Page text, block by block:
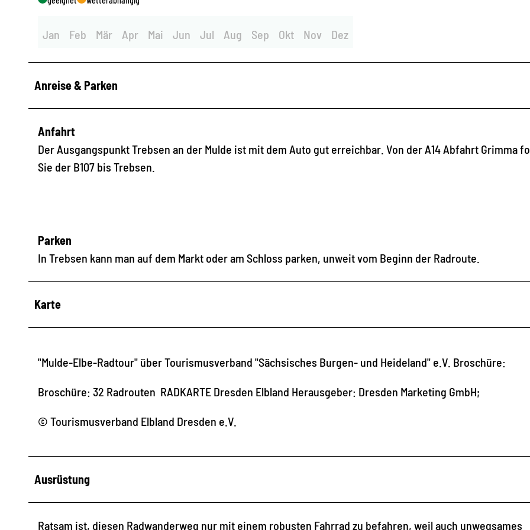
Jan Feb Mär Apr Mai Jun Jul Aug Sep Okt Nov Dez
Anreise & Parken
Anfahrt
Der Ausgangspunkt Trebsen an der Mulde ist mit dem Auto gut erreichbar. Von der A14 Abfahrt Grimma
Sie der B107 bis Trebsen.
Parken
In Trebsen kann man auf dem Markt oder am Schloss parken, unweit vom Beginn der Radroute.
Karte
"Mulde-Elbe-Radtour" über Tourismusverband "Sächsisches Burgen- und Heideland" e.V. Broschüre:
Broschüre: 32 Radrouten RADKARTE Dresden Elbland Herausgeber: Dresden Marketing GmbH;
© Tourismusverband Elbland Dresden e.V.
Ausrüstung
Ratsam ist, diesen Radwanderweg nur mit einem robusten Fahrrad zu befahren, weil auch unwegsames